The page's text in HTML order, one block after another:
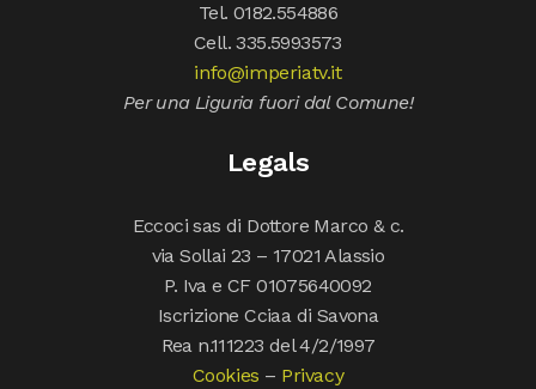
Tel. 0182.554886
Cell. 335.5993573
info@imperiatv.it
Per una Liguria fuori dal Comune!
Legals
Eccoci sas di Dottore Marco & c.
via Sollai 23 – 17021 Alassio
P. Iva e CF 01075640092
Iscrizione Cciaa di Savona
Rea n.111223 del 4/2/1997
Cookies – Privacy